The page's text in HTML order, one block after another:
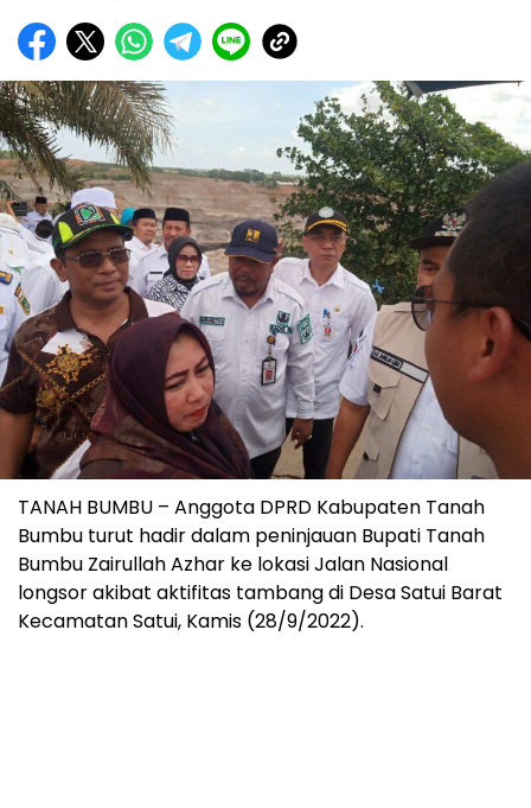
TANAH BUMBU – Anggota DPRD Kabupaten Tanah
Bumbu turut hadir dalam peninjauan Bupati Tanah
Bumbu Zairullah Azhar ke lokasi Jalan Nasional
longsor akibat aktifitas tambang di Desa Satui Barat
Kecamatan Satui, Kamis (28/9/2022).